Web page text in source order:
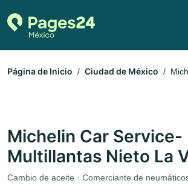
Página de Inicio Ciudad de México
Michelin Car Service-
Multillantas Nieto La
Cambio de aceite · Comerciante de